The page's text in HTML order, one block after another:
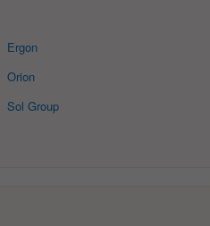
Ergon
Orion
Sol Group